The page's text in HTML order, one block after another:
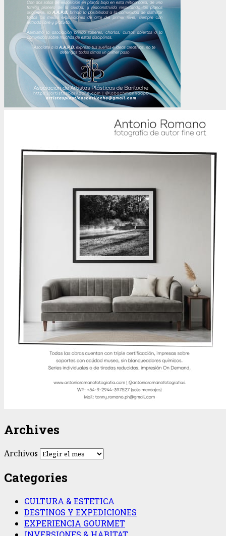
Archives
Archivos
Categories
CULTURA & ESTETICA
DESTINOS Y EXPEDICIONES
EXPERIENCIA GOURMET